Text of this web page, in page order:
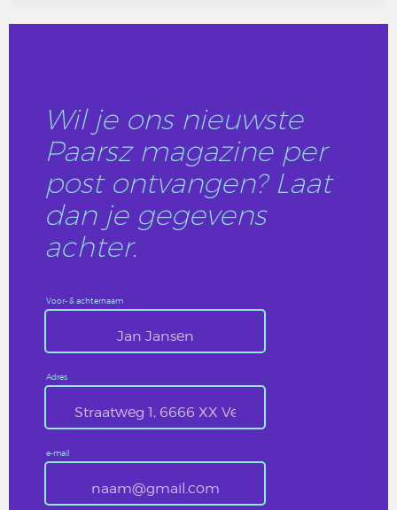
Wil je ons nieuwste
Paarsz magazine per
post ontvangen? Laat
dan je gegevens
achter.
Voor- & achternaam
Adres
e-mail